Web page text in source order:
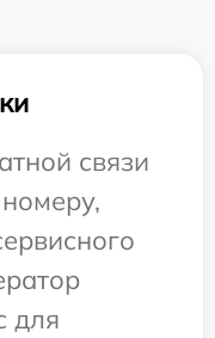
связи
для